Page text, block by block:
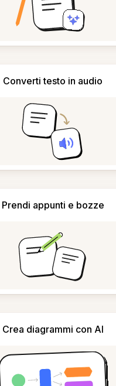
Converti testo in audio
Prendi appunti e bozze
Crea diagrammi con AI